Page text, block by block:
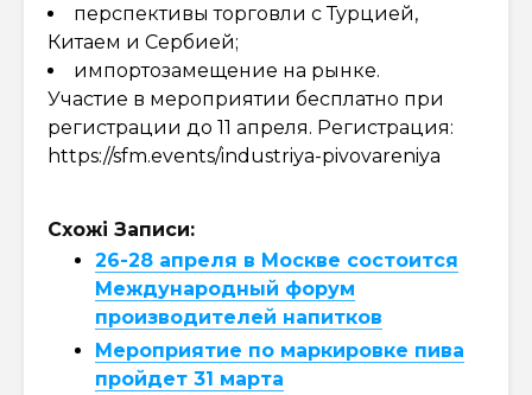
перспективы торговли с Турцией,
Китаем и Сербией;
импортозамещение на рынке.
Участие в мероприятии бесплатно при
регистрации до 11 апреля. Регистрация:
https://sfm.events/industriya-pivovareniya
Схожі Записи:
26-28 апреля в Москве состоится
Международный форум
производителей напитков
Мероприятие по маркировке пива
пройдет 31 марта